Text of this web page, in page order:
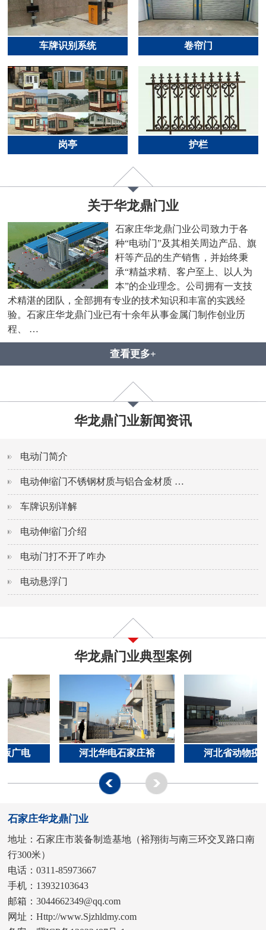
车牌识别系统 卷帘门
岗亭 护栏
关于华龙鼎门业
石家庄华龙鼎门业公司致力于各
种“电动门”及其相关周边产品、旗
杆等产品的生产销售，并始终秉
承“精益求精、客户至上、以人为
本”的企业理念。公司拥有一支技
术精湛的团队，全部拥有专业的技术知识和丰富的实践经
验。石家庄华龙鼎门业已有十余年从事金属门制作创业历
程、 …
查看更多+
华龙鼎门业新闻资讯
电动门简介
电动伸缩门不锈钢材质与铝合金材质 …
车牌识别详解
电动伸缩门介绍
电动门打不开了咋办
电动悬浮门
华龙鼎门业典型案例
广电 河北华电石家庄裕 河北省动物疫
石家庄华龙鼎门业
地址：石家庄市装备制造基地（裕翔街与南三环交叉路口南
行300米）
电话：0311-85973667
手机：13932103643
邮箱：3044662349@qq.com
网址：Http://www.Sjzhldmy.com